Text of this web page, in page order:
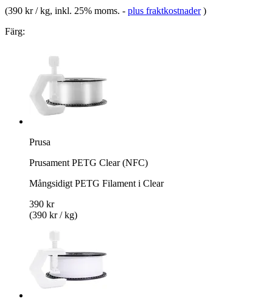
(390 kr / kg, inkl. 25% moms. - plus fraktkostnader )
Färg:
Prusa
Prusament PETG Clear (NFC)
Mångsidigt PETG Filament i Clear
390 kr
(390 kr / kg)